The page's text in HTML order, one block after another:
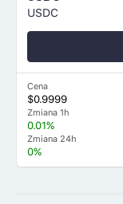
USDC
Cena
$0.9999
Zmiana 1h
0.01%
Zmiana 24h
0%